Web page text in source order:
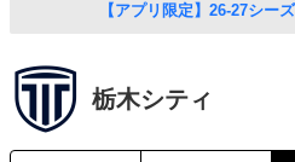
【アプリ限定】26-27シー
栃木シティ